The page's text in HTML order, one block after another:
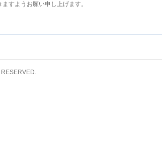
すようお願い申し上げます。